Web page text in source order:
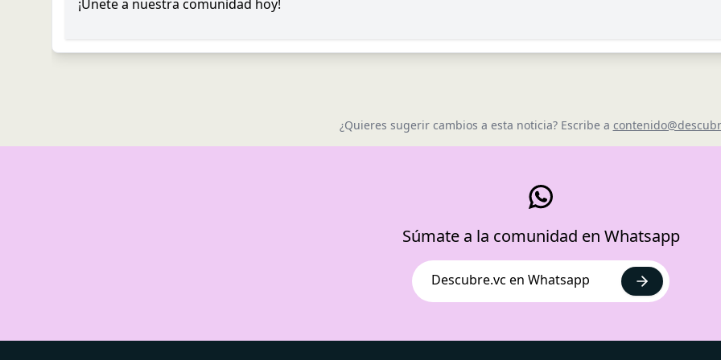
¡Únete a nuestra comunidad hoy!
¿Quieres sugerir cambios a esta noticia? Escribe a
Súmate a la comunidad en Whatsapp
Descubre.vc en Whatsapp